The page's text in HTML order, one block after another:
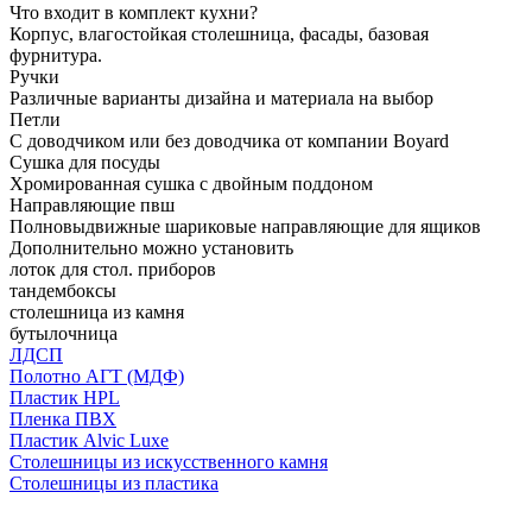
Что входит в комплект кухни?
Корпус, влагостойкая столешница, фасады, базовая
фурнитура.
Ручки
Различные варианты дизайна и материала на выбор
Петли
С доводчиком или без доводчика от компании Boyard
Сушка для посуды
Хромированная сушка с двойным поддоном
Направляющие пвш
Полновыдвижные шариковые направляющие для ящиков
Дополнительно можно установить
лоток для стол. приборов
тандембоксы
столешница из камня
бутылочница
ЛДСП
Полотно АГТ (МДФ)
Пластик HPL
Пленка ПВХ
Пластик Alvic Luxe
Столешницы из искусственного камня
Столешницы из пластика